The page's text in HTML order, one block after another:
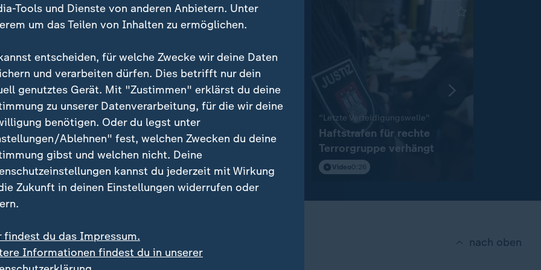
im Weltall
SpaceX-Rakete trifft
Mond
0:58
Schweiz
Legionellen-Ausbruch in
Basel
Video 0:27
"Letzte Verteidigungswelle"
Haftstrafen für rechte
Terrorgruppe verhängt
Video0:26
nach oben
Tools und Dienste von anderen Anbietern. Unter
um das Teilen von Inhalten zu ermöglichen.
entscheiden, für welche Zwecke wir deine Daten
und verarbeiten dürfen. Dies betrifft nur dein
genutztes Gerät. Mit "Zustimmen" erklärst du deine
zu unserer Datenverarbeitung, für die wir deine
benötigen. Oder du legst unter
Ablehnen" fest, welchen Zwecken du deine
gibst und welchen nicht. Deine
kannst du jederzeit mit Wirkung
Zukunft in deinen Einstellungen widerrufen oder
findest du das Impressum.
Informationen findest du in unserer